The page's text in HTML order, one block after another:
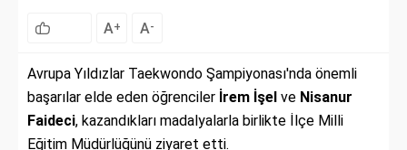
A+ A-
Avrupa Yıldızlar Taekwondo Şampiyonası'nda önemli
başarılar elde eden öğrenciler İrem İşel ve Nisanur
Faideci, kazandıkları madalyalarla birlikte İlçe Milli
Eğitim Müdürlüğünü ziyaret etti.